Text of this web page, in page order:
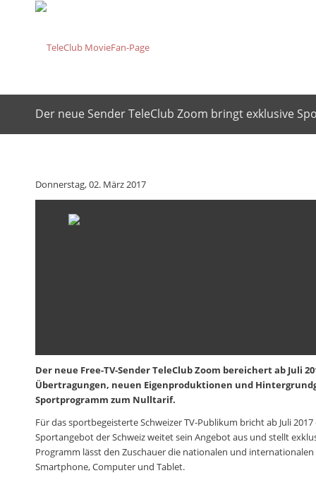
Der neue Sender TeleClub Zoom bringt exklusive
Donnerstag, 02. März 2017
Der neue Free-TV-Sender TeleClub Zoom bereichert ab Juli
Übertragungen, neuen Eigenproduktionen und
Sportprogramm zum Nulltarif.
Für das sportbegeisterte Schweizer TV-Publikum bricht ab Juli
Sportangebot der Schweiz weitet sein Angebot aus und stellt
Programm lässt den Zuschauer die nationalen und
Smartphone, Computer und Tablet.